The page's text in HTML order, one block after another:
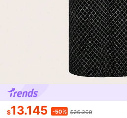
$13.145 -50% $26.290